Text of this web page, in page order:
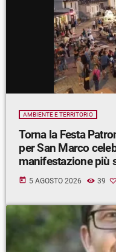
AMBIENTE E TERRITORIO
Torna la Festa
per San Marco
manifestazione più
today 5 AGOSTO 2026 39